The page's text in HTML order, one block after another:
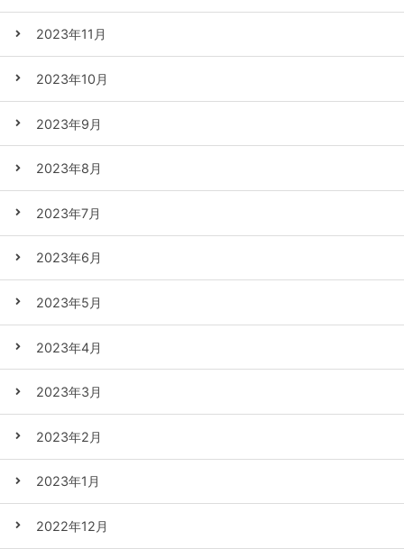
2023年11月
2023年10月
2023年9月
2023年8月
2023年7月
2023年6月
2023年5月
2023年4月
2023年3月
2023年2月
2023年1月
2022年12月